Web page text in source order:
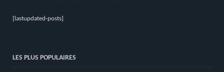
[lastupdated-posts]
LES PLUS POPULAIRES